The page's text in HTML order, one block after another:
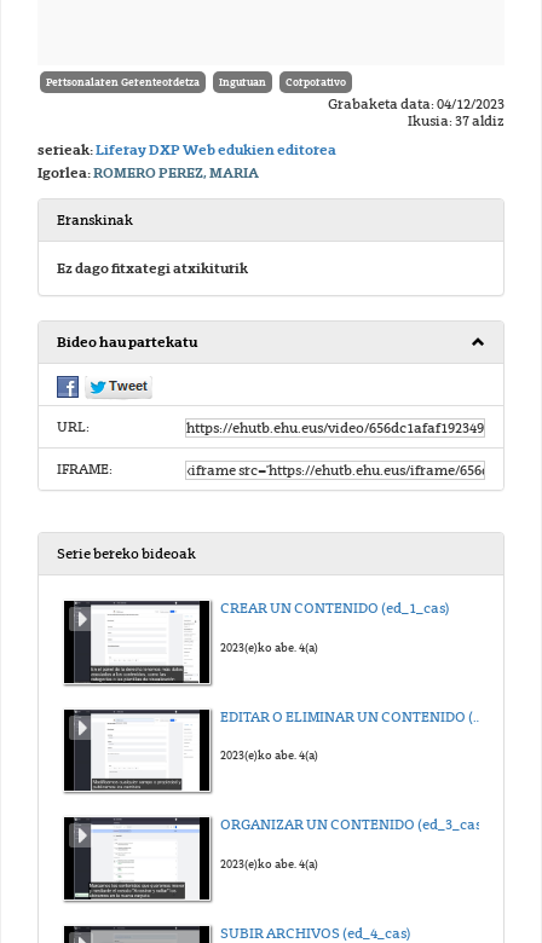
Pertsonalaren Gerenteordetza Inguruan Corporativo
Grabaketa data: 04/12/2023
Ikusia: 37 aldiz
serieak:Liferay DXP Web edukien editorea
Igorlea:ROMERO PEREZ, MARIA
Eranskinak
Ez dago fitxategi atxikiturik
Bideo hau partekatu
URL:
IFRAME:
Serie bereko bideoak
CREAR UN CONTENIDO (ed_1_cas)
2023(e)ko abe. 4(a)
2023(e)ko abe. 4(a)
ORGANIZAR UN CONTENIDO (ed_3_cas)
2023(e)ko abe. 4(a)
SUBIR ARCHIVOS (ed_4_cas)